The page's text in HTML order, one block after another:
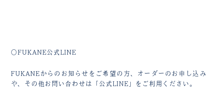
○FUKANE公式LINE
FUKANEからのお知らせをご希望の方、オーダーのお申し込み
や、その他お問い合わせは「公式LINE」をご利用ください。